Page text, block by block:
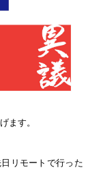
ます。
リモートで行った